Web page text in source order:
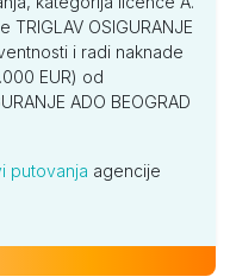
OSIGURANJE
i radi naknade
EUR) od
ADO BEOGRAD
putovanja agencije